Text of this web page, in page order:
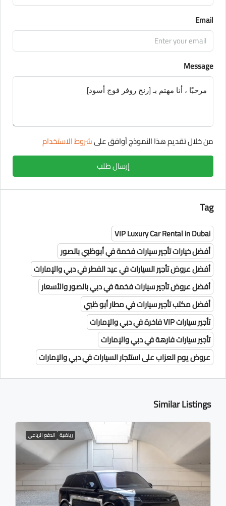
Email
Message
من خلال تقديم هذا النموذج أوافق علىشروط الاستخدام
إرسال طلب
Tag
VIP Luxury Car Rental in Dubai
أفضل خيارات تأجير سيارات فخمة في أبوظبي بالصور
أفضل عروض تأجير السيارات في عيد الفطر في دبي والإمارات
أفضل عروض تأجير سيارات فخمة في دبي بالصور والأسعار
أفضل مكتب تأجير سيارات في مطار أبو ظبي
تأجير سيارات VIP فاخرة في دبي والإمارات
تأجير سيارات فارهة في دبي والإمارات
عروض يوم العزاب على استئجار السيارات في دبي والإمارات
Similar Listings
رياضية الدفع الرباعي